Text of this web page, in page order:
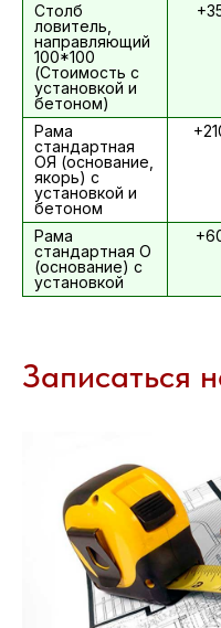
Столб
ловитель,
направляющий
100*100
(Стоимость с
установкой и
бетоном)
Рама
стандартная
ОЯ (основание,
якорь) с
установкой и
бетоном
Рама
стандартная О
(основание) с
установкой
Записаться